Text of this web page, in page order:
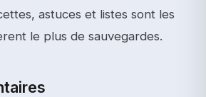
astuces et listes sont les
le plus de sauvegardes.